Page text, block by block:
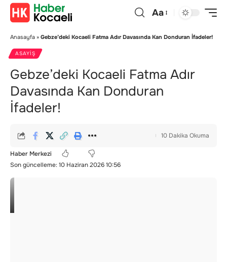
Aa
Anasayfa » Gebze’deki Kocaeli Fatma Adır Davasında Kan Donduran İfadeler!
ASAYIŞ
Gebze’deki Kocaeli Fatma Adır
Davasında Kan Donduran
İfadeler!
Son güncelleme: 10 Haziran 2026 10:56
Haber Merkezi
10 Dakika Okuma